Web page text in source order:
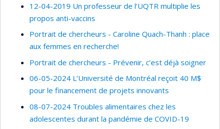
12-04-2019 Un professeur de l’UQTR multiplie les
propos anti-vaccins
Portrait de chercheurs - Caroline Quach-Thanh : place
aux femmes en recherche!
Portrait de chercheurs - Prévenir, c’est déjà soigner
06-05-2024 L’Université de Montréal reçoit 40 M$
pour le financement de projets innovants
08-07-2024 Troubles alimentaires chez les
adolescentes durant la pandémie de COVID-19